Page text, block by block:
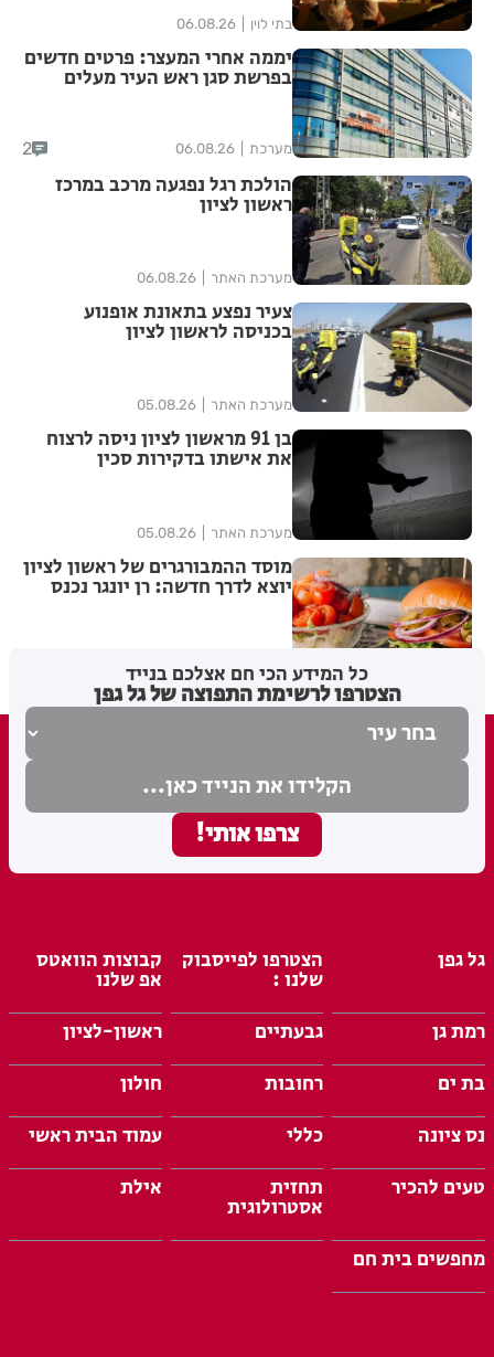
בתי לוין 06.08.26
יממה אחרי המעצר: פרטים חדשים
בפרשת סגן ראש העיר מעלים
מערכת 06.08.26
2
הולכת רגל נפגעה מרכב במרכז
ראשון לציון
מערכת האתר 06.08.26
צעיר נפצע בתאונת אופנוע
בכניסה לראשון לציון
מערכת האתר 05.08.26
בן 91 מראשון לציון ניסה לרצוח
את אישתו בדקירות סכין
מערכת האתר 05.08.26
מוסד ההמבורגרים של ראשון לציון
יוצא לדרך חדשה: רן יונגר נכנס
כל המידע הכי חם אצלכם בנייד
הצטרפו לרשימת התפוצה של גל גפן
גל גפן הצטרפו לפייסבוק
שלנו :
קבוצות הוואטס
אפ שלנו
רמת גן
גבעתיים
ראשון-לציון
בת ים
רחובות
חולון
נס ציונה
כללי
עמוד הבית ראשי
טעים להכיר
תחזית
אסטרולוגית
אילת
מחפשים בית חם